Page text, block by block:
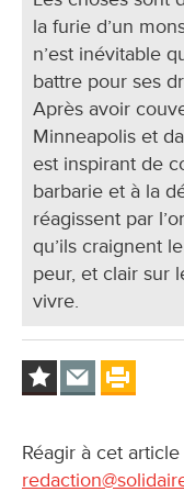
la furie d’un
n’est inévitable
battre pour ses
Après avoir
Minneapolis et
est inspirant de
barbarie et à la
réagissent par
qu’ils craignent
peur, et clair sur
vivre.
Réagir à cet